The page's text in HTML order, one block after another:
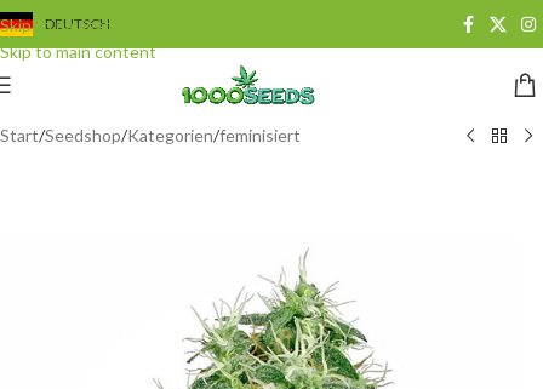
Skip to navigation
Skip to main content
DEUTSCH
Start/Seedshop/Kategorien/feminisiert